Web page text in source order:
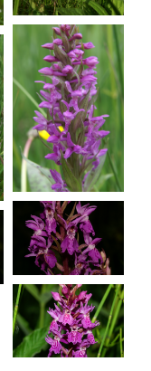
Dactylorhiz
a majalis
Dactylorhiz
a majalis
Dactylorhiz
a majalis